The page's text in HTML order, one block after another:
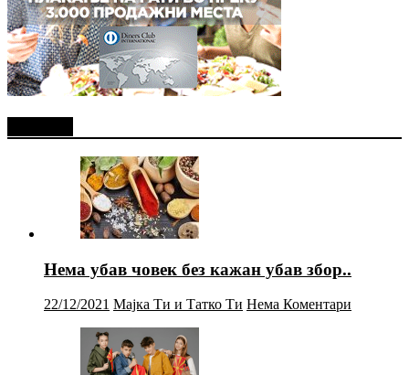
Нема убав човек без кажан убав збор..
22/12/2021 Мајка Ти и Татко Ти Нема Коментари